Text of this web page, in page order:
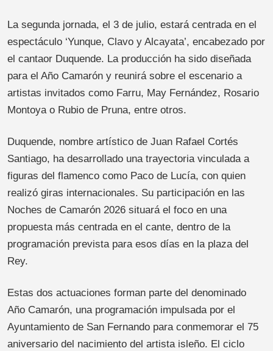
La segunda jornada, el 3 de julio, estará centrada en el
espectáculo ‘Yunque, Clavo y Alcayata’, encabezado por
el cantaor Duquende. La producción ha sido diseñada
para el Año Camarón y reunirá sobre el escenario a
artistas invitados como Farru, May Fernández, Rosario
Montoya o Rubio de Pruna, entre otros.
Duquende, nombre artístico de Juan Rafael Cortés
Santiago, ha desarrollado una trayectoria vinculada a
figuras del flamenco como Paco de Lucía, con quien
realizó giras internacionales. Su participación en las
Noches de Camarón 2026 situará el foco en una
propuesta más centrada en el cante, dentro de la
programación prevista para esos días en la plaza del
Rey.
Estas dos actuaciones forman parte del denominado
Año Camarón, una programación impulsada por el
Ayuntamiento de San Fernando para conmemorar el 75
aniversario del nacimiento del artista isleño. El ciclo